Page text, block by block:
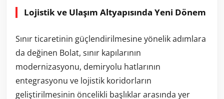
Lojistik ve Ulaşım Altyapısında Yeni Dönem
Sınır ticaretinin güçlendirilmesine yönelik adımlara
da değinen Bolat, sınır kapılarının
modernizasyonu, demiryolu hatlarının
entegrasyonu ve lojistik koridorların
geliştirilmesinin öncelikli başlıklar arasında yer